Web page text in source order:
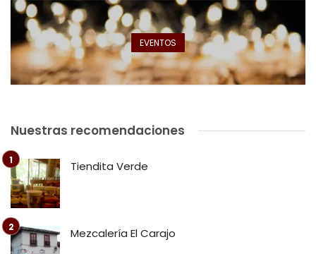
EVENTOS
Nuestras recomendaciones
Tiendita Verde
Mezcalería El Carajo